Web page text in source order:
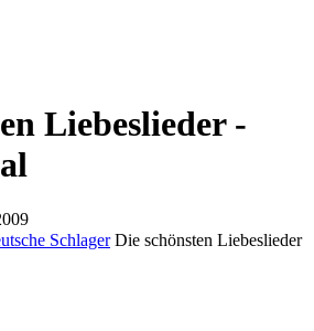
Liebeslieder -
Schlager Die schönsten Liebeslieder